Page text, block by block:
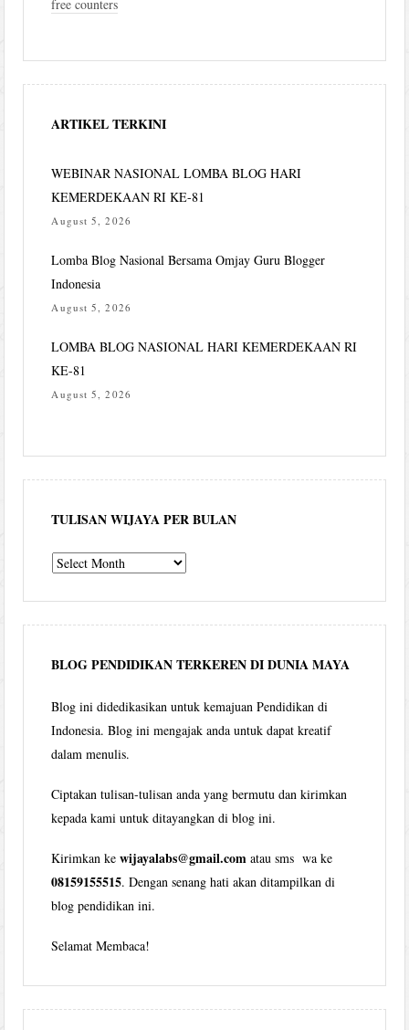
free counters
ARTIKEL TERKINI
WEBINAR NASIONAL LOMBA BLOG HARI
KEMERDEKAAN RI KE-81
August 5, 2026
Lomba Blog Nasional Bersama Omjay Guru Blogger
Indonesia
August 5, 2026
LOMBA BLOG NASIONAL HARI KEMERDEKAAN RI
KE-81
August 5, 2026
TULISAN WIJAYA PER BULAN
Tulisan
per
bulan
BLOG PENDIDIKAN TERKEREN DI DUNIA MAYA
Blog ini didedikasikan untuk kemajuan Pendidikan di
Indonesia. Blog ini mengajak anda untuk dapat kreatif
dalam menulis.
Ciptakan tulisan-tulisan anda yang bermutu dan kirimkan
kepada kami untuk ditayangkan di blog ini.
Kirimkan kewijayalabs@gmail.com atau sms wa ke
08159155515. Dengan senang hati akan ditampilkan di
blog pendidikan ini.
Selamat Membaca!